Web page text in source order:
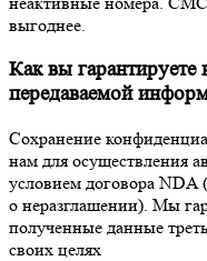
выгоднее.
Как вы гарантируете
передаваемой
Сохранение
нам для осуществления
условием договора NDA
о неразглашении). Мы
полученные данные
своих целях